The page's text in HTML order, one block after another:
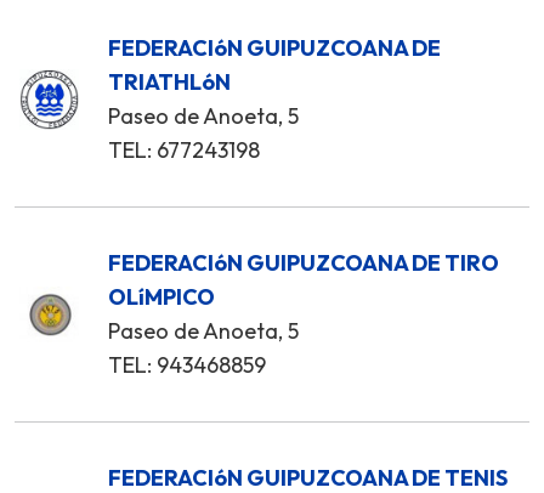
FEDERACIóN GUIPUZCOANA DE
TRIATHLóN
Paseo de Anoeta, 5
TEL: 677243198
FEDERACIóN GUIPUZCOANA DE TIRO
OLíMPICO
Paseo de Anoeta, 5
TEL: 943468859
FEDERACIóN GUIPUZCOANA DE TENIS